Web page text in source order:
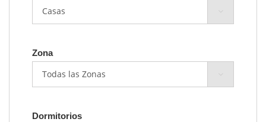
Zona
Dormitorios